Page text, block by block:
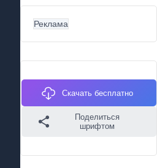
Реклама
Скачать бесплатно
Поделиться
шрифтом